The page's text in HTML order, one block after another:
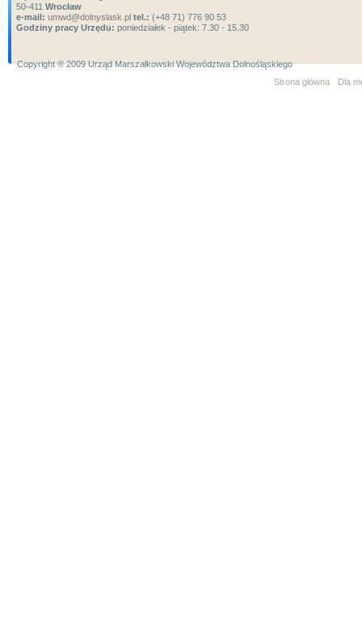
50-411 Wrocław
e-mail: umwd@dolnyslask.pl tel.: (+48 71) 776 90 53
Godziny pracy Urzędu: poniedziałek - piątek: 7.30 - 15.30
Copyright ® 2009 Urząd Marszałkowski Województwa Dolnośląskiego
Strona główna
Dla